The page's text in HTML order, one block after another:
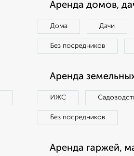
Аренда домов,
Дома Дачи
Без посредников
Аренда
ИЖС
Без посредников
Аренда гаржей,